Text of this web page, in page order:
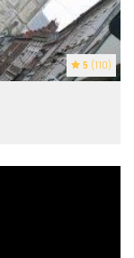
5 (110)